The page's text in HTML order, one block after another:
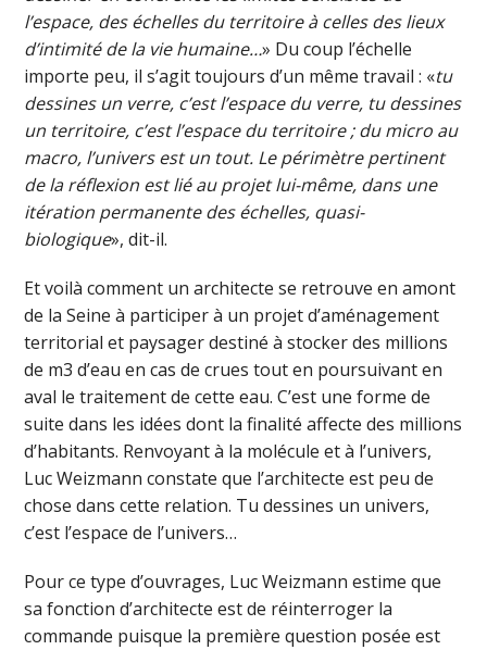
l’espace, des échelles du territoire à celles des lieux
d’intimité de la vie humaine…» Du coup l’échelle
importe peu, il s’agit toujours d’un même travail : «tu
dessines un verre, c’est l’espace du verre, tu dessines
un territoire, c’est l’espace du territoire ; du micro au
macro, l’univers est un tout. Le périmètre pertinent
de la réflexion est lié au projet lui-même, dans une
itération permanente des échelles, quasi-
biologique», dit-il.
Et voilà comment un architecte se retrouve en amont
de la Seine à participer à un projet d’aménagement
territorial et paysager destiné à stocker des millions
de m3 d’eau en cas de crues tout en poursuivant en
aval le traitement de cette eau. C’est une forme de
suite dans les idées dont la finalité affecte des millions
d’habitants. Renvoyant à la molécule et à l’univers,
Luc Weizmann constate que l’architecte est peu de
chose dans cette relation. Tu dessines un univers,
c’est l’espace de l’univers…
Pour ce type d’ouvrages, Luc Weizmann estime que
sa fonction d’architecte est de réinterroger la
commande puisque la première question posée est